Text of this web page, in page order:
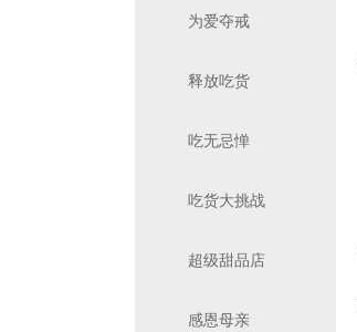
为爱夺戒
释放吃货
吃无忌惮
吃货大挑战
超级甜品店
感恩母亲